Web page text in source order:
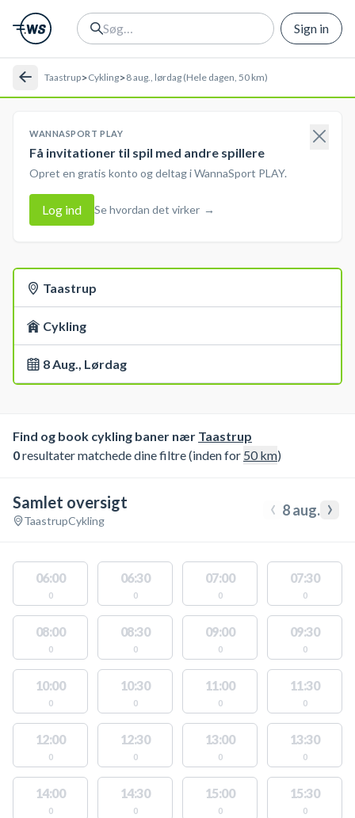
Sign in
Taastrup>Cykling>8 aug., lørdag (Hele dagen, 50 km)
WANNASPORT PLAY
Få invitationer til spil med andre spillere
Opret en gratis konto og deltag i WannaSport PLAY.
Log ind Se hvordan det virker →
Taastrup
Cykling
8 Aug., Lørdag
Find og book cykling baner nær Taastrup
0resultater matchede dine filtre (inden for 50km)
Samlet oversigt
TaastrupCykling ‹ 8 aug. ›
06:00
0
06:30
0
07:00
0
07:30
0
08:00
0
08:30
0
09:00
0
09:30
0
10:00
0
10:30
0
11:00
0
11:30
0
12:00
0
12:30
0
13:00
0
13:30
0
14:00
0
14:30
0
15:00
0
15:30
0